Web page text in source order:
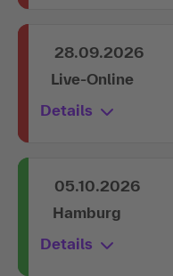
28.09.2026
Live-Online
Details
05.10.2026
Hamburg
Details